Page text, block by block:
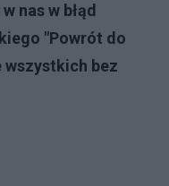
nas w błąd
"Powrót do
wszystkich bez